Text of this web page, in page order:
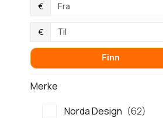
€
€
Finn
Merke
Norda Design
62